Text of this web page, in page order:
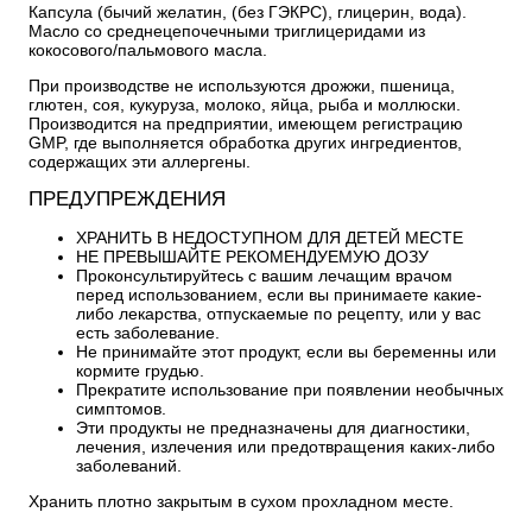
Капсула (бычий желатин, (без ГЭКРС), глицерин, вода).
Масло со среднецепочечными триглицеридами из
кокосового/пальмового масла.
При производстве не используются дрожжи, пшеница,
глютен, соя, кукуруза, молоко, яйца, рыба и моллюски.
Производится на предприятии, имеющем регистрацию
GMP, где выполняется обработка других ингредиентов,
содержащих эти аллергены.
ПРЕДУПРЕЖДЕНИЯ
ХРАНИТЬ В НЕДОСТУПНОМ ДЛЯ ДЕТЕЙ МЕСТЕ
НЕ ПРЕВЫШАЙТЕ РЕКОМЕНДУЕМУЮ ДОЗУ
Проконсультируйтесь с вашим лечащим врачом
перед использованием, если вы принимаете какие-
либо лекарства, отпускаемые по рецепту, или у вас
есть заболевание.
Не принимайте этот продукт, если вы беременны или
кормите грудью.
Прекратите использование при появлении необычных
симптомов.
Эти продукты не предназначены для диагностики,
лечения, излечения или предотвращения каких-либо
заболеваний.
Хранить плотно закрытым в сухом прохладном месте.